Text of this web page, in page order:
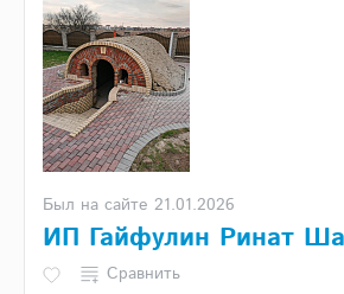
Был на сайте 21.01.2026
ИП Гайфулин Ринат
Сравнить